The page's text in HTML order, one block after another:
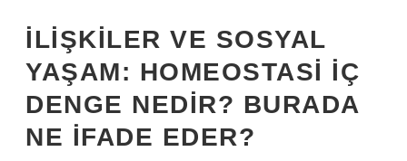
İLIŞKILER VE SOSYAL
YAŞAM: HOMEOSTASI IÇ
DENGE NEDIR? BURADA
NE IFADE EDER?